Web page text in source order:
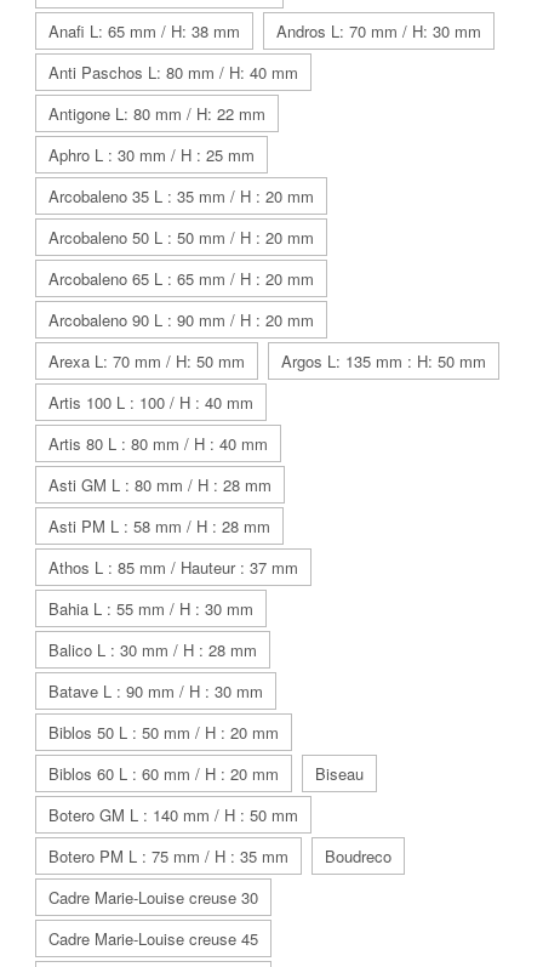
Anafi L: 65 mm / H: 38 mm
Andros L: 70 mm / H: 30 mm
Anti Paschos L: 80 mm / H: 40 mm
Antigone L: 80 mm / H: 22 mm
Aphro L : 30 mm / H : 25 mm
Arcobaleno 35 L : 35 mm / H : 20 mm
Arcobaleno 50 L : 50 mm / H : 20 mm
Arcobaleno 65 L : 65 mm / H : 20 mm
Arcobaleno 90 L : 90 mm / H : 20 mm
Arexa L: 70 mm / H: 50 mm
Argos L: 135 mm : H: 50 mm
Artis 100 L : 100 / H : 40 mm
Artis 80 L : 80 mm / H : 40 mm
Asti GM L : 80 mm / H : 28 mm
Asti PM L : 58 mm / H : 28 mm
Athos L : 85 mm / Hauteur : 37 mm
Bahia L : 55 mm / H : 30 mm
Balico L : 30 mm / H : 28 mm
Batave L : 90 mm / H : 30 mm
Biblos 50 L : 50 mm / H : 20 mm
Biblos 60 L : 60 mm / H : 20 mm
Biseau
Botero GM L : 140 mm / H : 50 mm
Botero PM L : 75 mm / H : 35 mm
Boudreco
Cadre Marie-Louise creuse 30
Cadre Marie-Louise creuse 45